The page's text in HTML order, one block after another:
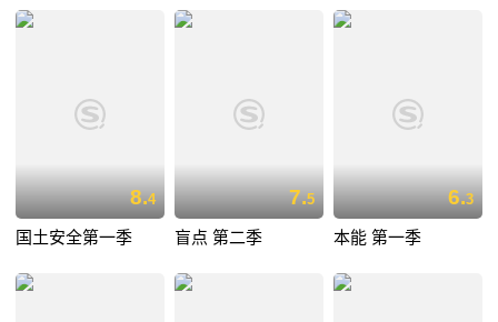
8.4
国土安全第一季
7.5
盲点 第二季
6.3
本能 第一季